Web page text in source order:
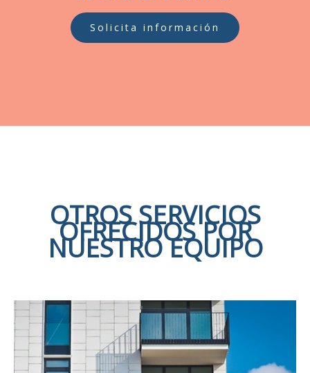
Solicita información
OTROS SERVICIOS
OFRECIDOS POR
NUESTRO EQUIPO